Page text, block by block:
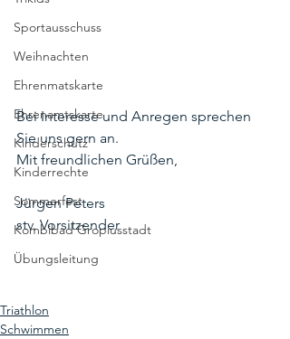
Sportausschuss
Weihnachten
Ehrenmatskarte
Ehrenamtskarte
Kinderschutz
Kinderrechte
Sommerfest
Kombibad Gropiusstadt
Übungsleitung
Bei Interesse und Anregen sprechen
Sie uns gern an.
Mit freundlichen Grüßen,
Jürgen Peters
stv. Vorsitzender
Triathlon
Schwimmen